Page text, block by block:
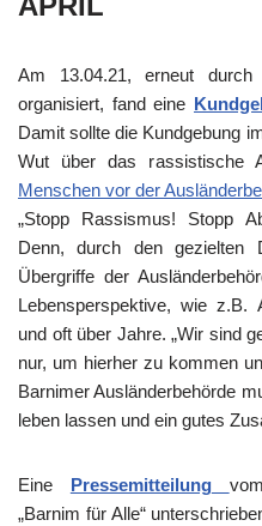
Am 13.04.21, erneut
organisiert, fand eine
Damit sollte die Kundgebung
Wut über das rassistische
Menschen vor der
„Stopp Rassismus! Stopp
Denn, durch den gezielten
Übergriffe der
Lebensperspektive, wie z.B.
und oft über Jahre. „Wir sind
nur, um hierher zu kommen
Barnimer Ausländerbehörde
leben lassen und ein gutes
Eine Pressemitteilung
„Barnim für Alle“